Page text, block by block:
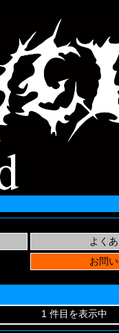
1 件目を表示中